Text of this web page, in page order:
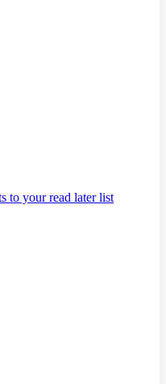
to your read later list